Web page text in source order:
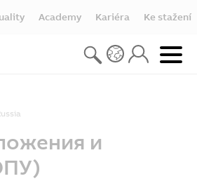
Academy Kariéra Ke stažení
и